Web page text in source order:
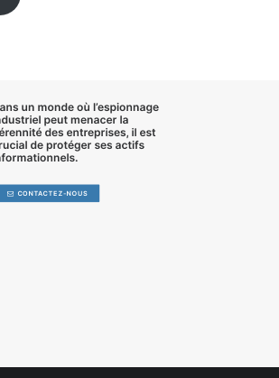
un monde où l’espionnage
peut menacer la
des entreprises, il est
de protéger ses actifs
.
CONTACTEZ-NOUS